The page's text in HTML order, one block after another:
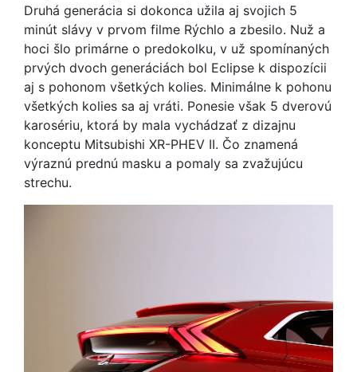
Druhá generácia si dokonca užila aj svojich 5
minút slávy v prvom filme Rýchlo a zbesilo. Nuž a
hoci šlo primárne o predokolku, v už spomínaných
prvých dvoch generáciách bol Eclipse k dispozícii
aj s pohonom všetkých kolies. Minimálne k pohonu
všetkých kolies sa aj vráti. Ponesie však 5 dverovú
karosériu, ktorá by mala vychádzať z dizajnu
konceptu Mitsubishi XR-PHEV II. Čo znamená
výraznú prednú masku a pomaly sa zvažujúcu
strechu.